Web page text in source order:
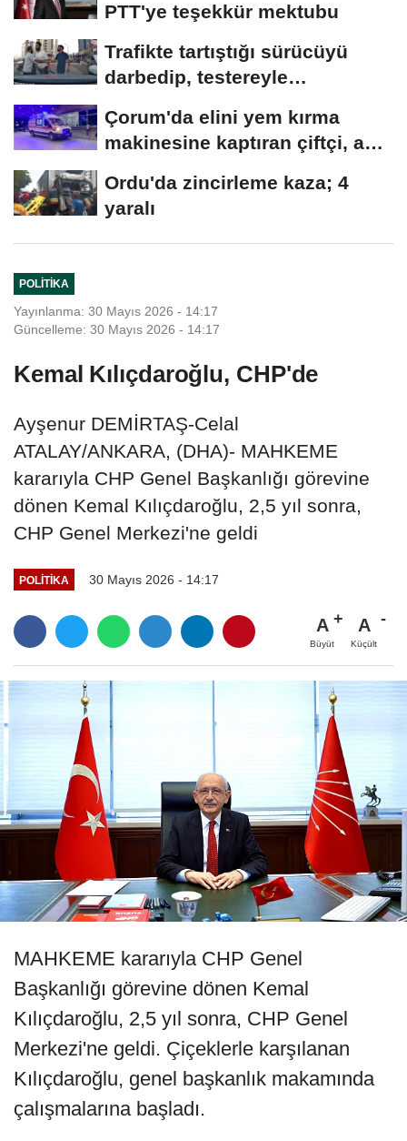
PTT'ye teşekkür mektubu
Trafikte tartıştığı sürücüyü
darbedip, testereyle
Çorum'da elini yem kırma
makinesine kaptıran çiftçi, ağır
Ordu'da zincirleme kaza; 4
yaralı
POLITIKA
Yayınlanma: 30 Mayıs 2026 - 14:17
Güncelleme: 30 Mayıs 2026 - 14:17
Kemal Kılıçdaroğlu, CHP'de
Ayşenur DEMİRTAŞ-Celal
ATALAY/ANKARA, (DHA)- MAHKEME
kararıyla CHP Genel Başkanlığı görevine
dönen Kemal Kılıçdaroğlu, 2,5 yıl sonra,
CHP Genel Merkezi'ne geldi
POLITIKA 30 Mayıs 2026 - 14:17
A
Büyüt
A
Küçült
MAHKEME kararıyla CHP Genel
Başkanlığı görevine dönen Kemal
Kılıçdaroğlu, 2,5 yıl sonra, CHP Genel
Merkezi'ne geldi. Çiçeklerle karşılanan
Kılıçdaroğlu, genel başkanlık makamında
çalışmalarına başladı.